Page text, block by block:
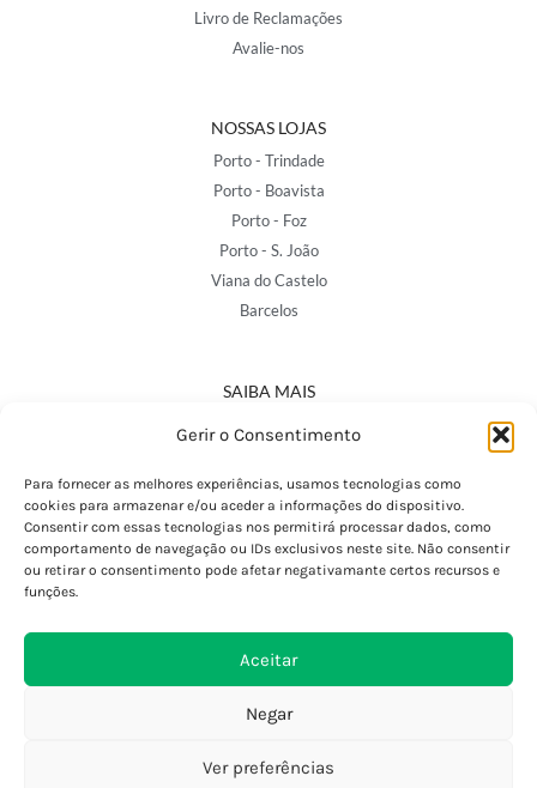
Gerir o Consentimento
Para fornecer as melhores experiências, usamos tecnologias como
cookies para armazenar e/ou aceder a informações do dispositivo.
Consentir com essas tecnologias nos permitirá processar dados, como
comportamento de navegação ou IDs exclusivos neste site. Não consentir
ou retirar o consentimento pode afetar negativamante certos recursos e
funções.
Aceitar
Negar
Ver preferências
Livro de Reclamações
Avalie-nos
NOSSAS LOJAS
Porto - Trindade
Porto - Boavista
Porto - Foz
Porto - S. João
Viana do Castelo
Barcelos
SAIBA MAIS
Política de Privacidade
Termos e Condições
Perguntas Frequentes
Custos de Envio
Encomendas Internacionais
Devoluções e Trocas